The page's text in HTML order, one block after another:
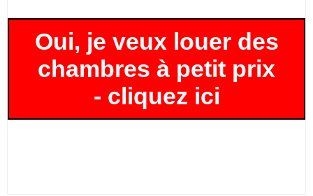
Oui, je veux louer des
chambres à petit prix
- cliquez ici